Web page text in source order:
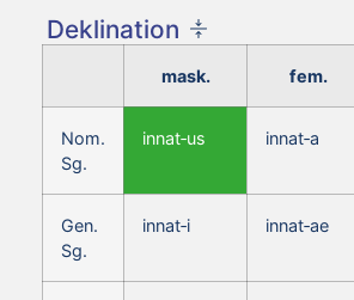
Deklination
mask. fem.
Nom.
Sg.
innat‑us innat‑a
Gen.
Sg.
innat‑i innat‑ae